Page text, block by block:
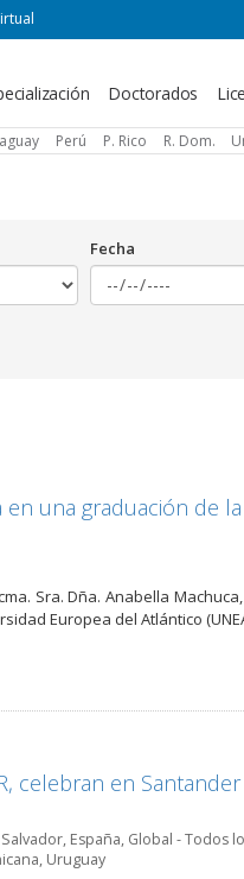
Doctorados
Perú P. Rico R. Dom.
Fecha
una graduación de
Sra. Dña. Anabella
Europea del Atlántico
celebran en
Salvador, España, Global - Todos
, Uruguay